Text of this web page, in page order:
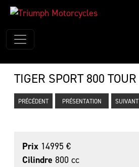
TIGER SPORT 800 TOUR
PRÉCÉDENT PRÉSENTATION SUIVANT
Prix 14995 €
Cilindre 800 cc